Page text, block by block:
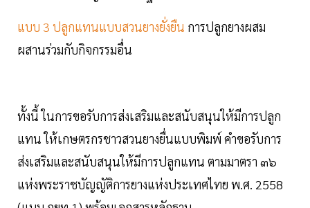
แบบ 3 ปลูกแทนแบบสวนยางยั่งยืน การปลูกยางผสม
ผสานร่วมกับกิจกรรมอื่น
ทั้งนี้ ในการขอรับการส่งเสริมและสนับสนุนให้มีการปลูก
แทน ให้เกษตรกรชาวสวนยางยื่นแบบพิมพ์ คำขอรับการ
ส่งเสริมและสนับสนุนให้มีการปลูกแทน ตามมาตรา ๓๖
แห่งพระราชบัญญัติการยางแห่งประเทศไทย พ.ศ. 2558